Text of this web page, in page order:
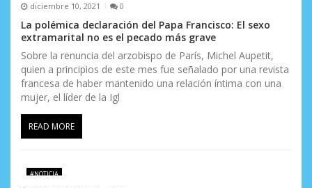
diciembre 10, 2021 0
La polémica declaración del Papa Francisco: El sexo
extramarital no es el pecado más grave
Sobre la renuncia del arzobispo de París, Michel Aupetit,
quien a principios de este mes fue señalado por una revista
francesa de haber mantenido una relación íntima con una
mujer, el líder de la Igl
READ MORE
#NOTICIA